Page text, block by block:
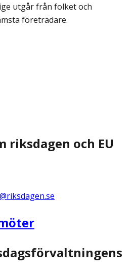
utgår från folket och
företrädare.
riksdagen och EU